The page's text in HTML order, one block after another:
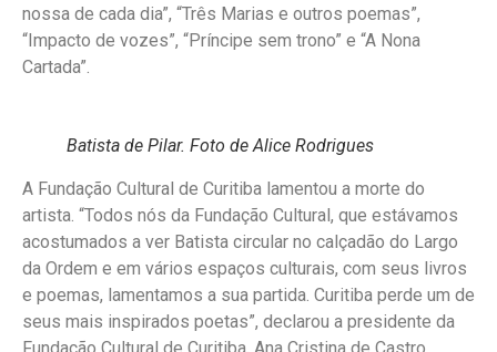
nossa de cada dia”, “Três Marias e outros poemas”,
“Impacto de vozes”, “Príncipe sem trono” e “A Nona
Cartada”.
Batista de Pilar. Foto de Alice Rodrigues
A Fundação Cultural de Curitiba lamentou a morte do
artista. “Todos nós da Fundação Cultural, que estávamos
acostumados a ver Batista circular no calçadão do Largo
da Ordem e em vários espaços culturais, com seus livros
e poemas, lamentamos a sua partida. Curitiba perde um de
seus mais inspirados poetas”, declarou a presidente da